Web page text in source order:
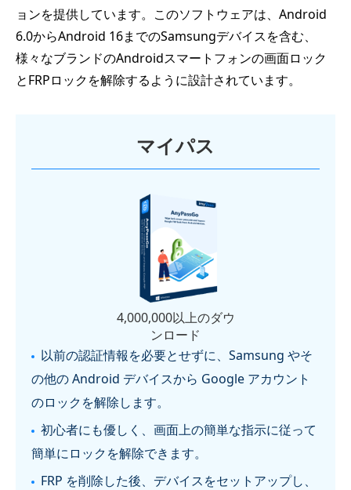
ョンを提供しています。このソフトウェアは、Android
6.0からAndroid 16までのSamsungデバイスを含む、
様々なブランドのAndroidスマートフォンの画面ロック
とFRPロックを解除するように設計されています。
マイパス
4,000,000以上のダウ
ンロード
以前の認証情報を必要とせずに、Samsung やそ
の他の Android デバイスから Google アカウント
のロックを解除します。
初心者にも優しく、画面上の簡単な指示に従って
簡単にロックを解除できます。
FRP を削除した後、デバイスをセットアップし、